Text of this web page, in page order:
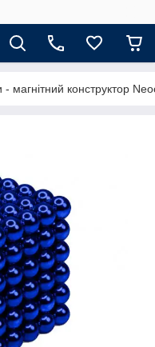
- магнітний конструктор